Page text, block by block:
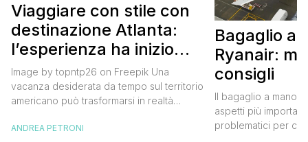
Viaggiare con stile con
destinazione Atlanta:
l’esperienza ha inizio
con un volo Air France
Image by topntp26 on Freepik Una
vacanza desiderata da tempo sul territorio
americano può trasformarsi in realtà
France. Tale realtà, fondata nel 1933, ha
ANDREA PETRONI
Bagaglio a
Ryanair:
consigli
Il bagaglio a mano
aspetti più
problematici per chi